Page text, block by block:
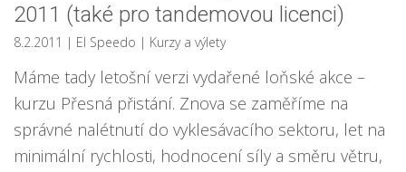
2011 (také pro tandemovou licenci)
8.2.2011 | El Speedo | Kurzy a výlety
Máme tady letošní verzi vydařené loňské akce –
kurzu Přesná přistání. Znova se zaměříme na
správné nalétnutí do vyklesávacího sektoru, let na
minimální rychlosti, hodnocení síly a směru větru,